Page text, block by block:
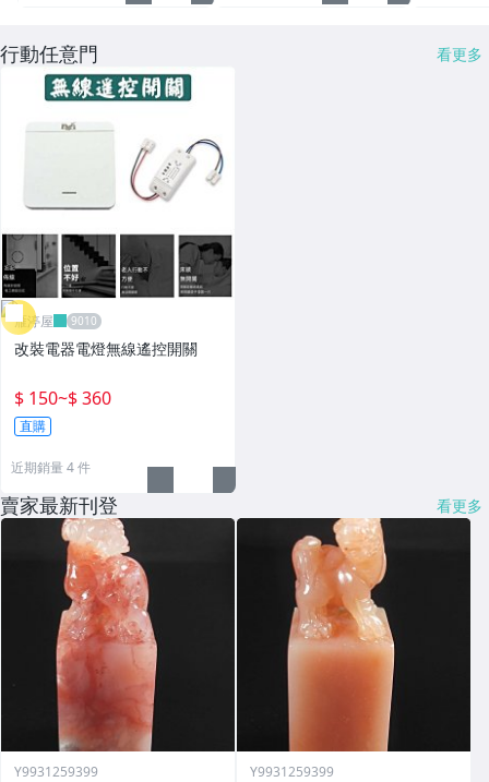
行動任意門 看更多
雁渟屋
改裝電器電燈無線遙控開關
$ 150~$ 360
直購
近期銷量 4 件
賣家最新刊登 看更多
Y9931259399 Y9931259399